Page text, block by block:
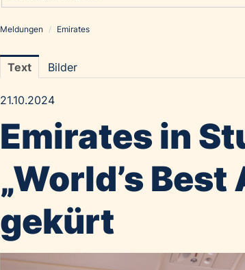
Meldungen / Emirates
Text Bilder
21.10.2024
Emirates in
„World’s
gekürt